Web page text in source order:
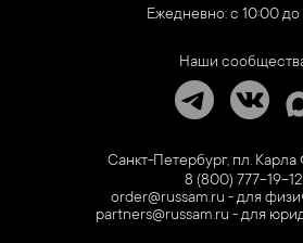
Ежедневно: с 10:00 до
Наши
Санкт-Петербург, пл.
8 (800) 777-19-12
order@russam.ru - для
partners@russam.ru - для